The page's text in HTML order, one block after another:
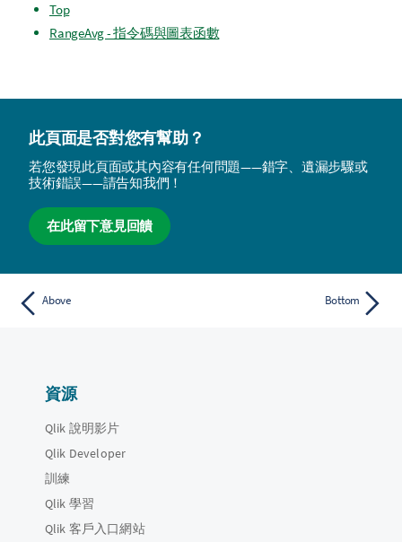
Top
RangeAvg - 指令碼與圖表函數
此頁面是否對您有幫助？
若您發現此頁面或其內容有任何問題——錯字、遺漏步驟或
技術錯誤——請告知我們！
在此留下意見回饋
Above Bottom
資源
Qlik 說明影片
Qlik Developer
訓練
Qlik 學習
Qlik 客戶入口網站